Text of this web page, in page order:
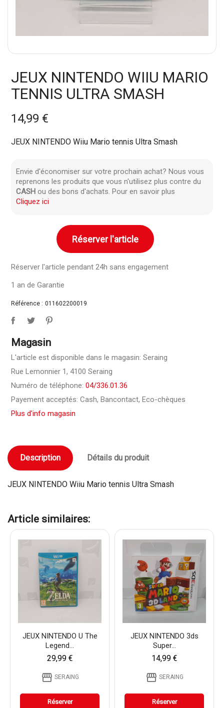
JEUX NINTENDO WIIU MARIO
TENNIS ULTRA SMASH
14,99 €
JEUX NINTENDO Wiiu Mario tennis Ultra Smash
Envie d'économiser sur votre prochain achat? Nous vous
reprenons les produits que vous n'utilisez plus contre du
CASH ou des bons d'achats. Pour en savoir plus
Cliquez ici
Réserver l'article
Réserver l'article pendant 24h sans engagement
1 an de Garantie
Référence : 011602200019
Magasin
L'article est disponible dans le magasin: Seraing
Rue Lemonnier 1, 4100 Seraing
Numéro de téléphone:04/336.01.36
Payement acceptés: Cash, Bancontact, Eco-chèques
Plus d'info magasin
Description Détails du produit
JEUX NINTENDO Wiiu Mario tennis Ultra Smash
Article similaires:
JEUX NINTENDO U The
Legend...
29,99 €
storefront SERAING
Réserver
JEUX NINTENDO 3ds
Super...
14,99 €
storefront SERAING
Réserver